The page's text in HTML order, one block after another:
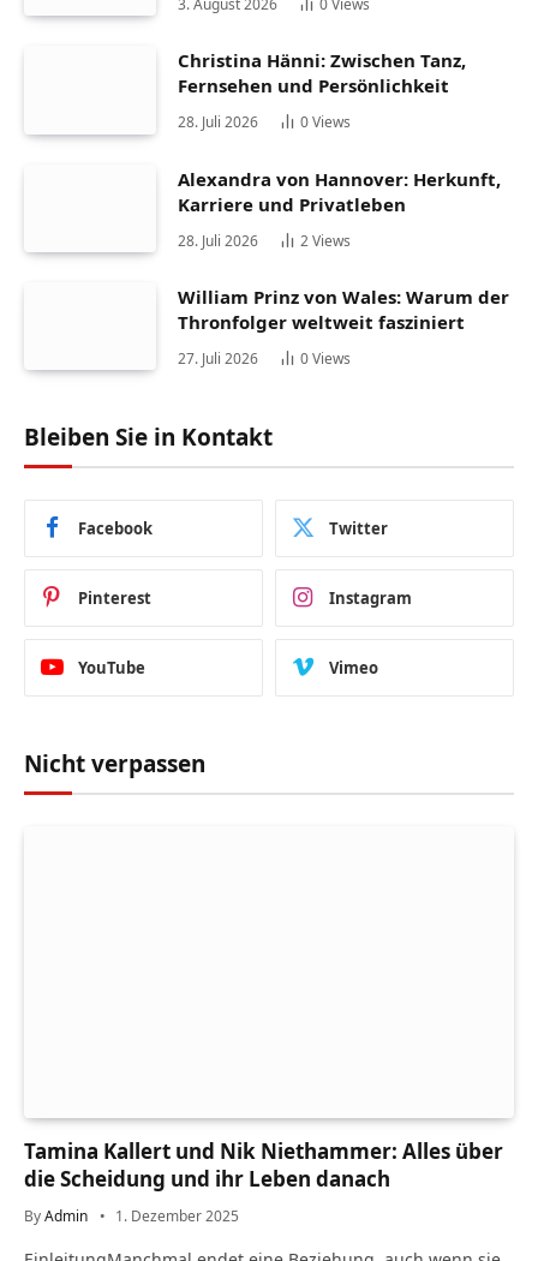
3. August 2026 0Views
Christina Hänni: Zwischen Tanz,
Fernsehen und Persönlichkeit
28. Juli 2026 0Views
Alexandra von Hannover: Herkunft,
Karriere und Privatleben
28. Juli 2026 2Views
William Prinz von Wales: Warum der
Thronfolger weltweit fasziniert
27. Juli 2026 0Views
Bleiben Sie in Kontakt
Facebook Twitter
Pinterest Instagram
YouTube Vimeo
Nicht verpassen
Tamina Kallert und Nik Niethammer: Alles über
die Scheidung und ihr Leben danach
ByAdmin 1. Dezember 2025